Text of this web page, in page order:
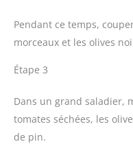
Pendant ce temps,
morceaux et les olives
Étape 3
Dans un grand saladier,
tomates séchées, les
de pin.